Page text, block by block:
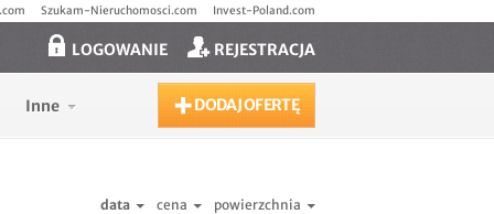
Szukam-Nieruchomosci.com Invest-Poland.com
LOGOWANIE REJESTRACJA
Inne DODAJ OFERTĘ
data cena powierzchnia